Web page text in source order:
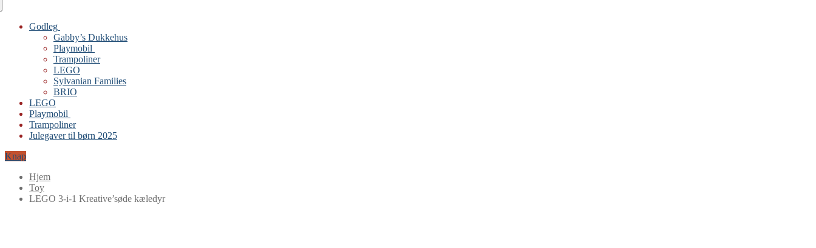
Godleg
Gabby’s Dukkehus
Playmobil
Trampoliner
LEGO
Sylvanian Families
BRIO
LEGO
Playmobil
Trampoliner
Julegaver til børn 2025
Knap
Hjem
Toy
LEGO 3-i-1 Kreative’søde kæledyr